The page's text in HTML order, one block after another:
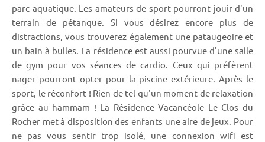
parc aquatique. Les amateurs de sport pourront jouir d'un
terrain de pétanque. Si vous désirez encore plus de
distractions, vous trouverez également une pataugeoire et
un bain à bulles. La résidence est aussi pourvue d'une salle
de gym pour vos séances de cardio. Ceux qui préfèrent
nager pourront opter pour la piscine extérieure. Après le
sport, le réconfort ! Rien de tel qu'un moment de relaxation
grâce au hammam ! La Résidence Vacancéole Le Clos du
Rocher met à disposition des enfants une aire de jeux. Pour
ne pas vous sentir trop isolé, une connexion wifi est